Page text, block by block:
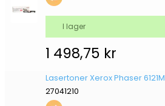
1 498,75 kr
I lager
Lasertoner Xerox Phaser
27041210